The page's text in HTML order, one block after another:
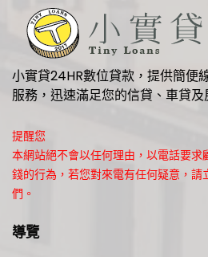
小實貸24HR數位貸款，提供簡便
服務，迅速滿足您的信貸、車貸及
提醒您
本網站絕不會以任何理由，以電話要
錢的行為，若您對來電有任何疑意，請
們。
導覽